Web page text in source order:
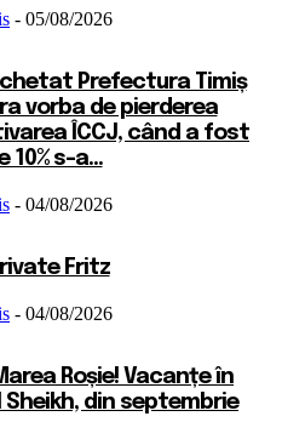
- 05/08/2026
Prefectura Timiș
vorba de pierderea
ÎCCJ, când a fost
10% s-a...
- 04/08/2026
Fritz
- 04/08/2026
Roșie! Vacanțe în
Sheikh, din septembrie